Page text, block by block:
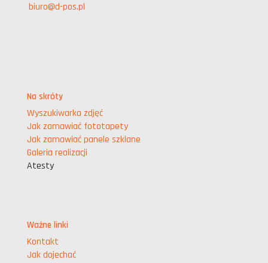
biuro@d-pos.pl
Na skróty
Wyszukiwarka zdjęć
Jak zamawiać fototapety
Jak zamawiać panele szklane
Galeria realizacji
Atesty
Ważne linki
Kontakt
Jak dojechać